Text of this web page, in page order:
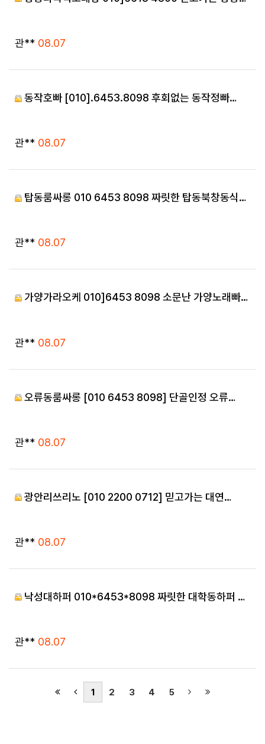
등록자
관** 등록일
08.07
동작호빠 [010].6453.8098 후회없는 동작정빠…
등록자
관** 등록일
08.07
탑동룸싸롱 010 6453 8098 짜릿한 탑동북창동식…
등록자
관** 등록일
08.07
가양가라오케 010]6453 8098 소문난 가양노래빠…
등록자
관** 등록일
08.07
오류동룸싸롱 [010 6453 8098] 단골인정 오류…
등록자
관** 등록일
08.07
광안리쓰리노 [010 2200 0712] 믿고가는 대연…
등록자
관** 등록일
08.07
낙성대하퍼 010*6453*8098 짜릿한 대학동하퍼 …
등록자
관** 등록일
08.07
1
(current)
2 3 4 5 (next)(last)